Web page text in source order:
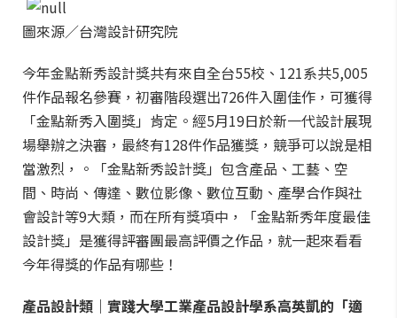
圖來源／台灣設計研究院
今年金點新秀設計獎共有來自全台55校、121系共5,005
件作品報名參賽，初審階段選出726件入圍佳作，可獲得
「金點新秀入圍獎」肯定。經5月19日於新一代設計展現
場舉辦之決審，最終有128件作品獲獎，競爭可以說是相
當激烈，。「金點新秀設計獎」包含產品、工藝、空
間、時尚、傳達、數位影像、數位互動、產學合作與社
會設計等9大類，而在所有獎項中，「金點新秀年度最佳
設計獎」是獲得評審團最高評價之作品，就一起來看看
今年得獎的作品有哪些！
產品設計類｜實踐大學工業產品設計學系高英凱的「適